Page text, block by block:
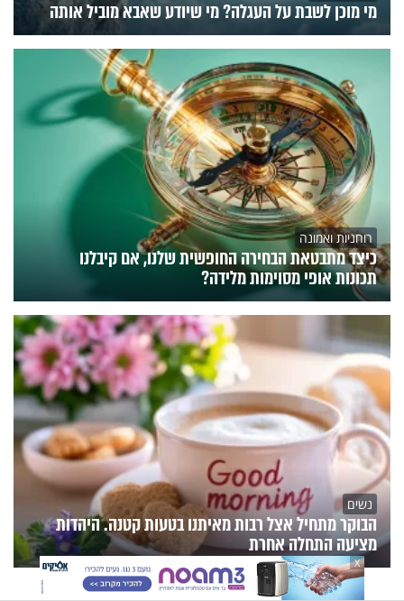
מי מוכן לשבת על העגלה? מי שיודע שאבא מוביל אותה
רוחניות ואמונה
כיצד מתבטאת הבחירה החופשית שלנו, אם קיבלנו
תכונות אופי מסוימות מלידה?
נשים
הבוקר מתחיל אצל רבות מאיתנו בטעות קטנה. היהדות
מציעה התחלה אחרת
הנצפיםפעילות הידברותתוכניות הערוץ
X